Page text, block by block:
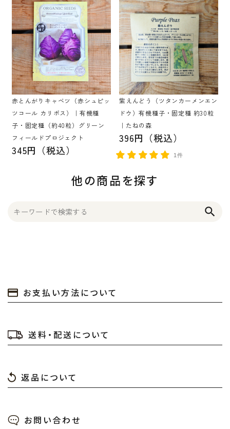
赤とんがりキャベツ（赤シュピッ
ツコール カリボス）｜有機種
子・固定種（約40粒）グリーン
フィールドプロジェクト
345円（税込）
紫えんどう（ツタンカーメンエン
ドウ）有機種子・固定種 約30粒
｜たねの森
396円（税込）
1件
他の商品を探す
search
お支払い方法について
送料・配送について
返品について
お問い合わせ